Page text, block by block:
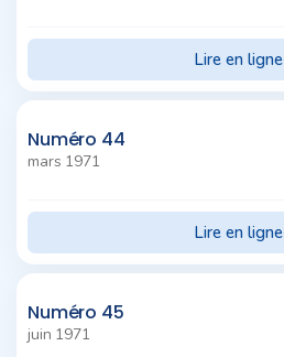
Lire en ligne
Numéro 44
mars 1971
Lire en ligne
Numéro 45
juin 1971